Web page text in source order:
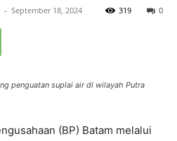
- September 18, 2024 0
319
penguatan suplai air di wilayah Putra
(BP) Batam melalui